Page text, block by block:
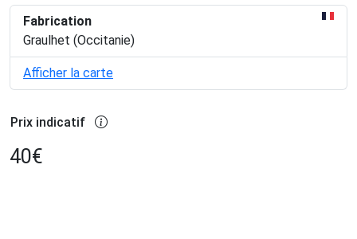
Fabrication
Graulhet (Occitanie)
Afficher la carte
Prix indicatif
40€